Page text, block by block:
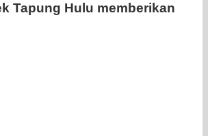
Tapung Hulu memberikan